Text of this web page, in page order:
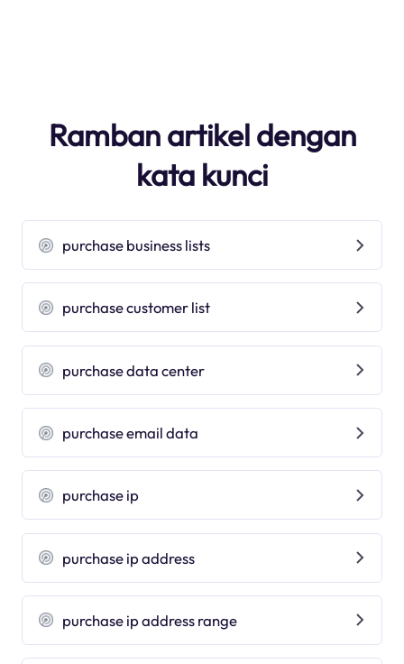
Ramban artikel dengan
kata kunci
purchase business lists
purchase customer list
purchase data center
purchase email data
purchase ip
purchase ip address
purchase ip address range